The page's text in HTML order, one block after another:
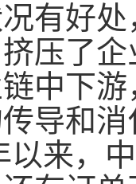
况有好
压了
中下
传导和
以来，